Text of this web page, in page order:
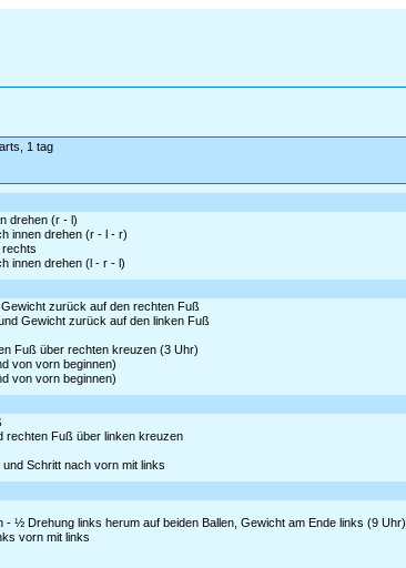
1 tag
drehen (r - l)
innen drehen (r - l - r)
rechts
innen drehen (l - r - l)
zurück auf den rechten Fuß
Gewicht zurück auf den linken Fuß
Fuß über rechten kreuzen (3 Uhr)
von vorn beginnen)
von vorn beginnen)
rechten Fuß über linken kreuzen
Schritt nach vorn mit links
½ Drehung links herum auf beiden Ballen, Gewicht am Ende links (9 Uhr)
vorn mit links